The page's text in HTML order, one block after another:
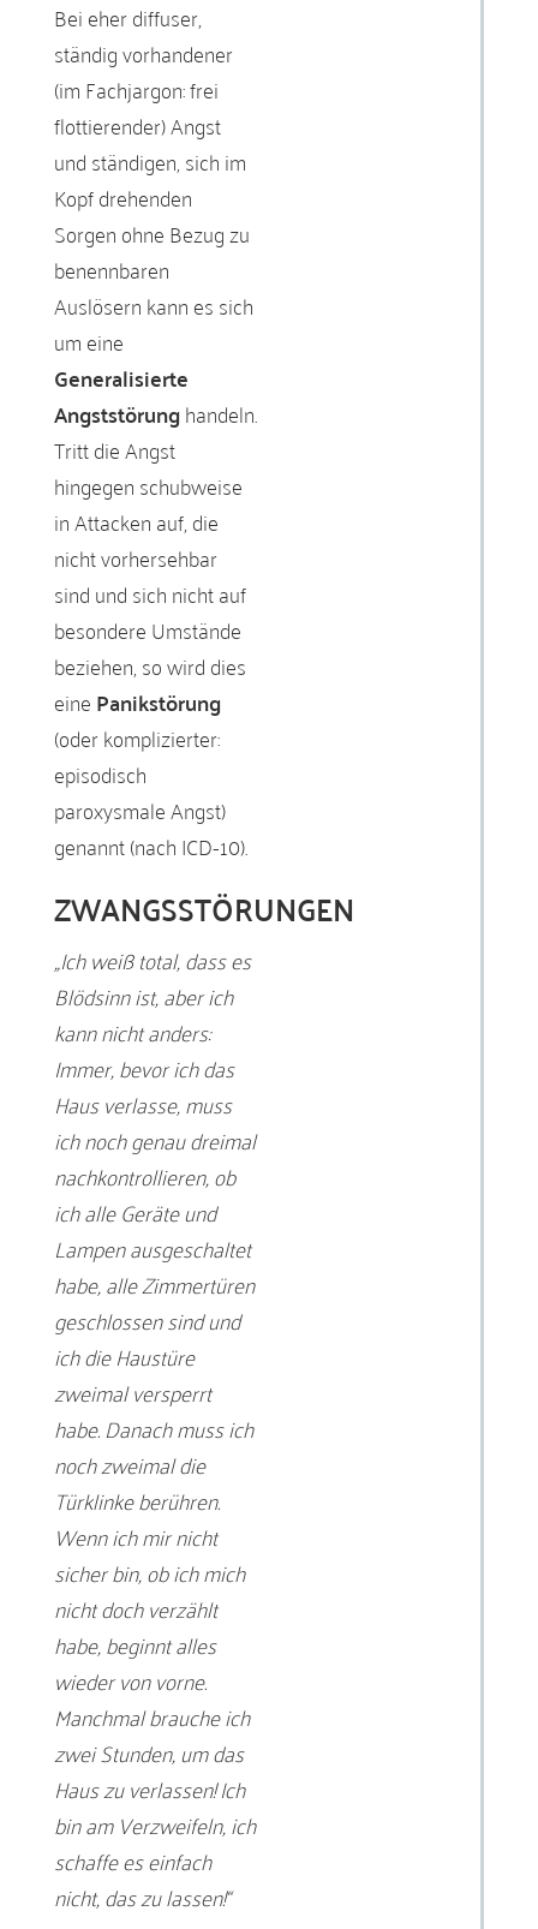
Bei eher diffuser,
ständig vorhandener
(im Fachjargon: frei
flottierender) Angst
und ständigen, sich im
Kopf drehenden
Sorgen ohne Bezug zu
benennbaren
Auslösern kann es sich
um eine
Generalisierte
Angststörunghandeln.
Tritt die Angst
hingegen schubweise
in Attacken auf, die
nicht vorhersehbar
sind und sich nicht auf
besondere Umstände
beziehen, so wird dies
einePanikstörung
(oder komplizierter:
episodisch
paroxysmale Angst)
genannt (nach ICD-10).
ZWANGSSTÖRUNGEN
„Ich weiß total, dass es
Blödsinn ist, aber ich
kann nicht anders:
Immer, bevor ich das
Haus verlasse, muss
ich noch genau dreimal
nachkontrollieren, ob
ich alle Geräte und
Lampen ausgeschaltet
habe, alle Zimmertüren
geschlossen sind und
ich die Haustüre
zweimal versperrt
habe. Danach muss ich
noch zweimal die
Türklinke berühren.
Wenn ich mir nicht
sicher bin, ob ich mich
nicht doch verzählt
habe, beginnt alles
wieder von vorne.
Manchmal brauche ich
zwei Stunden, um das
Haus zu verlassen! Ich
bin am Verzweifeln, ich
schaffe es einfach
nicht, das zu lassen!“